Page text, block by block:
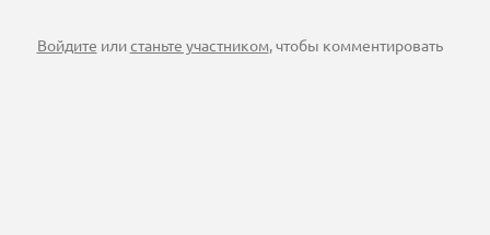
Войдите илистаньте участником, чтобы комментировать